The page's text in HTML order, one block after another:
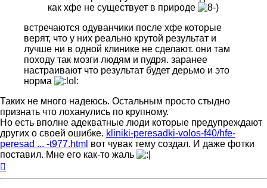
как хфе не существует в природе
встречаются одуванчики после хфе которые
верят, что у них реально крутой результат и
лучше ни в одной клинике не сделают. они там
походу так мозги людям и пудря. заранее
настраивают что результат будет дерьмо и это
норма
Таких не много надеюсь. Остальным просто стыдно
признать что лоханулись по крупному.
Но есть вполне адекватные люди которые предупреждают
других о своей ошибке. kliniki-peresadki-volos-f40/hfe-
peresad ... -t977.html вот чувак тему создал. И даже фотки
поставил. Мне его как-то жаль